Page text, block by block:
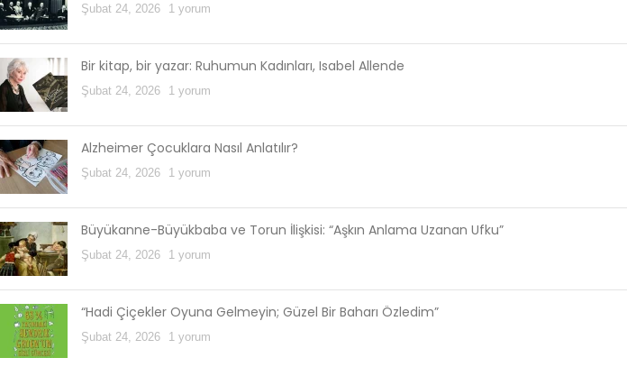
Şubat 24, 2026 1 yorum
Bir kitap, bir yazar: Ruhumun Kadınları, Isabel Allende
Şubat 24, 2026 1 yorum
Alzheimer Çocuklara Nasıl Anlatılır?
Şubat 24, 2026 1 yorum
Büyükanne-Büyükbaba ve Torun İlişkisi: “Aşkın Anlama Uzanan Ufku”
Şubat 24, 2026 1 yorum
“Hadi Çiçekler Oyuna Gelmeyin; Güzel Bir Baharı Özledim”
Şubat 24, 2026 1 yorum